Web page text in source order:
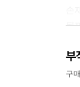
“
될
네
성
부
구